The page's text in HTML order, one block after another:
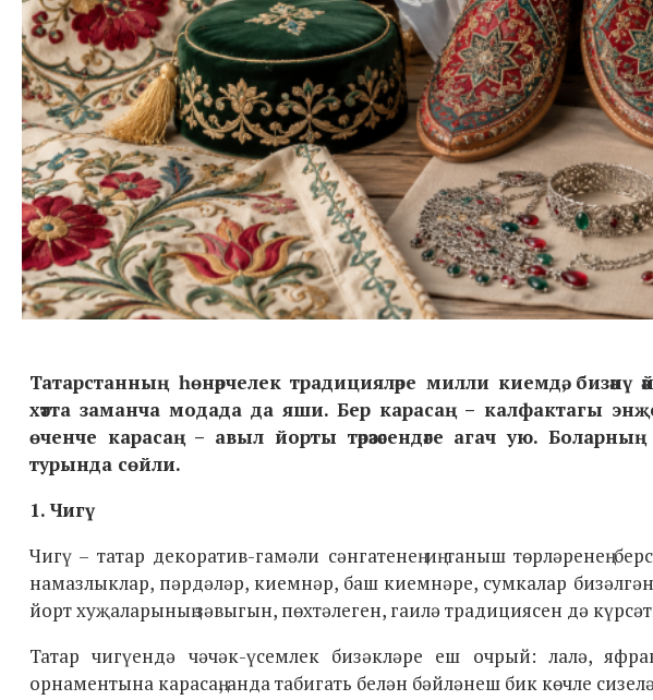
Татарстанның һөнәрчелек традицияләре милли киемдә, бизәнү
хәтта заманча модада да яши. Бер карасаң – калфактагы
өченче карасаң – авыл йорты тәрәзәсендәге агач ую.
турында сөйли.
1. Чигү
Чигү – татар декоратив-гамәли сәнгатенең иң таныш төрләренең
намазлыклар, пәрдәләр, киемнәр, баш киемнәре, сумкалар
йорт хуҗаларының зәвыгын, пөхтәлеген, гаилә традициясен дә
Татар чигүендә чәчәк-үсемлек бизәкләре еш очрый: лалә,
орнаментына карасаң, анда табигать белән бәйләнеш бик көчле